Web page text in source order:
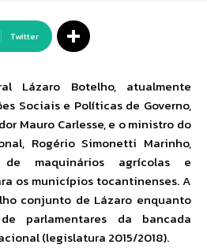
Twitter
Lázaro Botelho, atualmente
Sociais e Políticas de Governo,
Mauro Carlesse, e oministro do
Rogério Simonetti Marinho,
maquinários agrícolas e
os municípios tocantinenses. A
conjunto de Lázaro enquanto
parlamentares da bancada
(legislatura 2015/2018).